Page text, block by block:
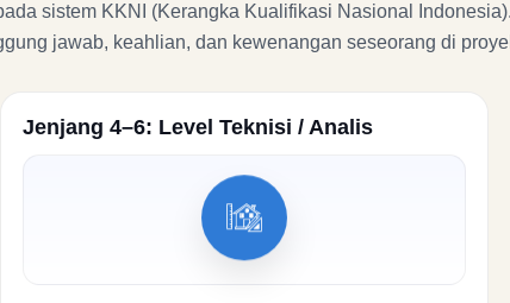
sistem KKNI (Kerangka Kualifikasi Nasional
jawab, keahlian, dan kewenangan seseorang di
Jenjang 4–6: Level Teknisi / Analis